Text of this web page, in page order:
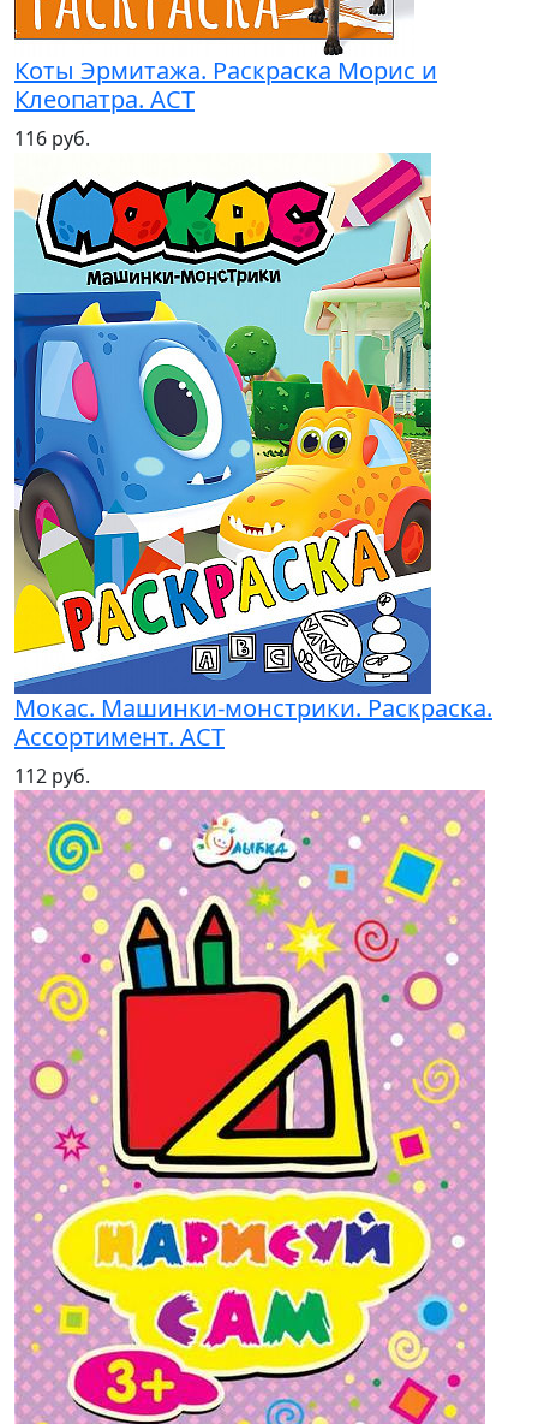
Коты Эрмитажа. Раскраска Морис и
Клеопатра. АСТ
116 руб.
Мокас. Машинки-монстрики. Раскраска.
Ассортимент. АСТ
112 руб.